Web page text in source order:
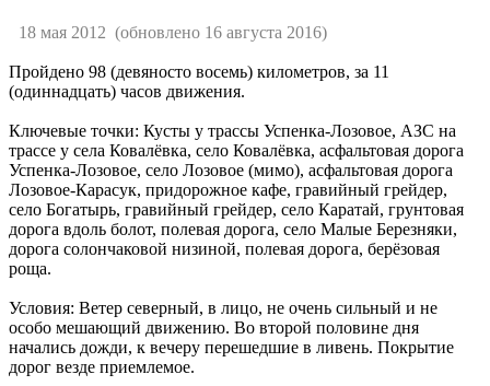
18 мая 2012 (обновлено 16 августа 2016)
Пройдено 98 (девяносто восемь) километров, за 11
(одиннадцать) часов движения.
Ключевые точки: Кусты у трассы Успенка-Лозовое, АЗС на
трассе у села Ковалёвка, село Ковалёвка, асфальтовая дорога
Успенка-Лозовое, село Лозовое (мимо), асфальтовая дорога
Лозовое-Карасук, придорожное кафе, гравийный грейдер,
село Богатырь, гравийный грейдер, село Каратай, грунтовая
дорога вдоль болот, полевая дорога, село Малые Березняки,
дорога солончаковой низиной, полевая дорога, берёзовая
роща.
Условия: Ветер северный, в лицо, не очень сильный и не
особо мешающий движению. Во второй половине дня
начались дожди, к вечеру перешедшие в ливень. Покрытие
дорог везде приемлемое.